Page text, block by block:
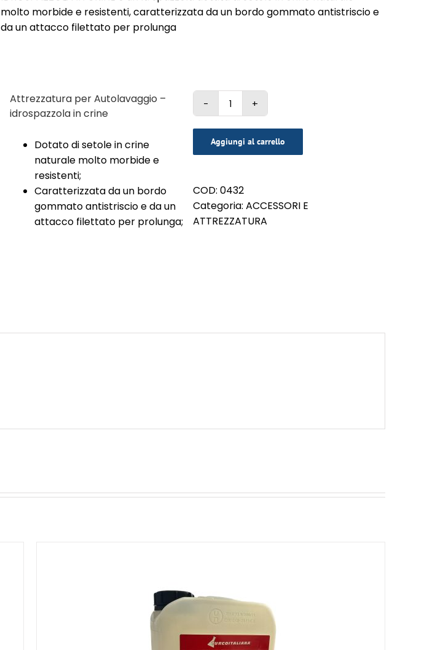
molto morbide e resistenti, caratterizzata da un bordo gommato antistriscio e
da un attacco filettato per prolunga
Attrezzatura per Autolavaggio –
idrospazzola in crine
Dotato di setole in crine
naturale molto morbide e
resistenti;
Caratterizzata da un bordo
gommato antistriscio e da un
attacco filettato per prolunga;
IDROSPAZZOLA
IN
CRINE
quantità
Aggiungi al carrello
COD: 0432
Categoria: ACCESSORI E
ATTREZZATURA